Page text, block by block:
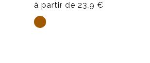
à partir de 23,9 €